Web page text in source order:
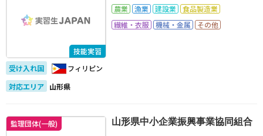
技能実習
農業 漁業 建設業
食品製造業
繊維・衣服
機械・金属 その他
受け入れ国
フィリピン
対応エリア 山形県
監理団体(一般) 山形県中小企業振興事業協同組合